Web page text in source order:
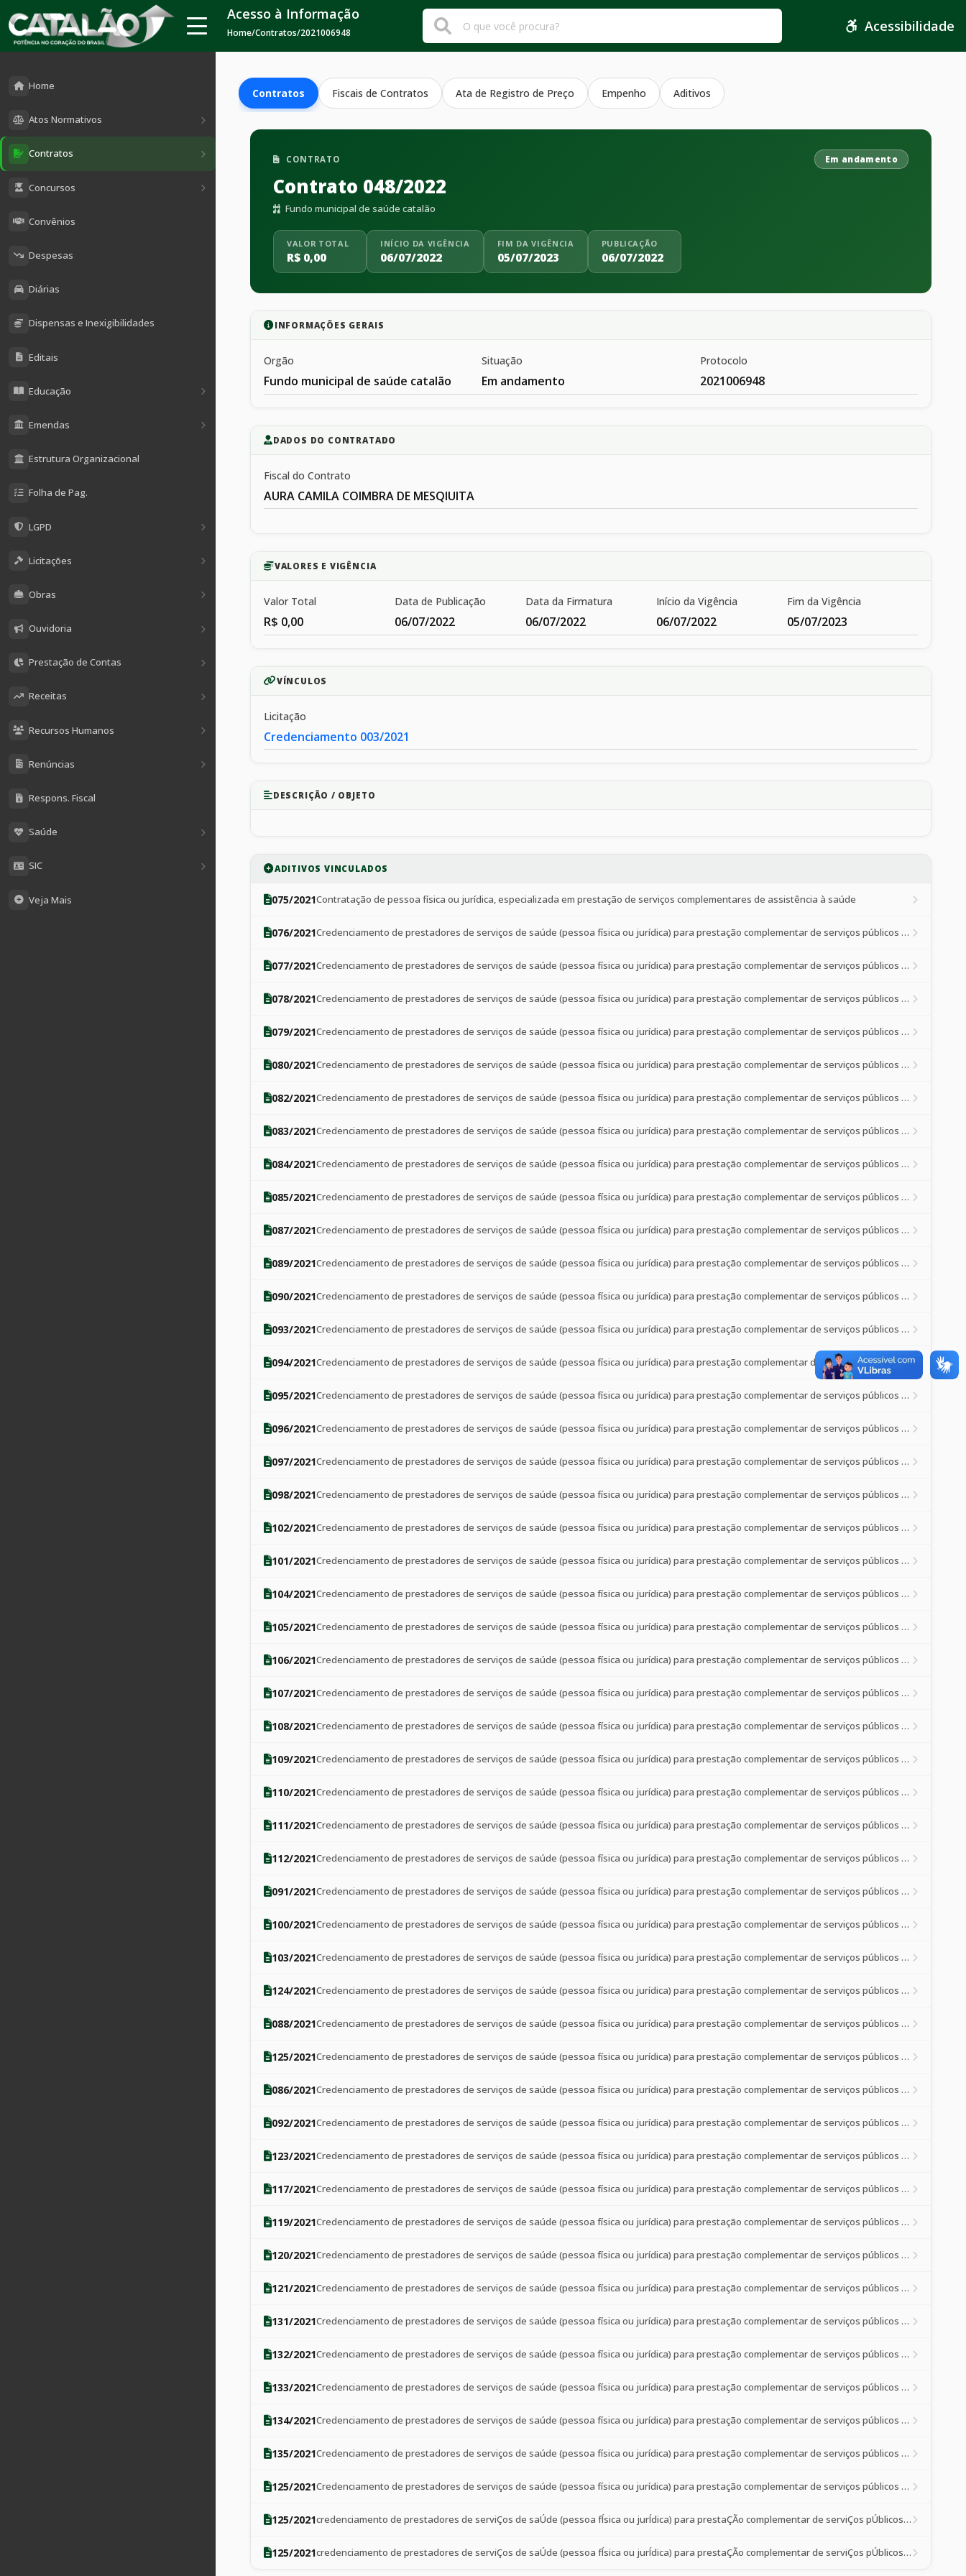
Home
Atos Normativos
Contratos
Concursos
Convênios
Despesas
Diárias
Dispensas e Inexigibilidades
Editais
Educação
Emendas
Estrutura Organizacional
Folha de Pag.
LGPD
Licitações
Obras
Ouvidoria
Prestação de Contas
Receitas
Recursos Humanos
Renúncias
Respons. Fiscal
Saúde
SIC
Veja Mais
Acesso à Informação
Home/Contratos/2021006948 Acessibilidade
Contratos Fiscais de Contratos Ata de Registro de Preço Empenho Aditivos
CONTRATO Em andamento
Contrato 048/2022
Fundo municipal de saúde catalão
VALOR TOTAL
R$ 0,00
INÍCIO DA VIGÊNCIA
06/07/2022
FIM DA VIGÊNCIA
05/07/2023
PUBLICAÇÃO
06/07/2022
INFORMAÇÕES GERAIS
Orgão
Fundo municipal de saúde catalão
Situação
Em andamento
Protocolo
2021006948
DADOS DO CONTRATADO
Fiscal do Contrato
AURA CAMILA COIMBRA DE MESQIUITA
VALORES E VIGÊNCIA
Valor Total
R$ 0,00
Data de Publicação
06/07/2022
Data da Firmatura
06/07/2022
Início da Vigência
06/07/2022
Fim da Vigência
05/07/2023
VÍNCULOS
Licitação
Credenciamento 003/2021
DESCRIÇÃO / OBJETO
ADITIVOS VINCULADOS
075/2021Contratação de pessoa física ou jurídica, especializada em prestação de serviços complementares de assistência à saúde
076/2021 Credenciamento de prestadores de serviços de saúde (pessoa física ou jurídica) para prestação complementar de serviços públicos de saúde à p
077/2021 Credenciamento de prestadores de serviços de saúde (pessoa física ou jurídica) para prestação complementar de serviços públicos de saúde à p
078/2021 Credenciamento de prestadores de serviços de saúde (pessoa física ou jurídica) para prestação complementar de serviços públicos de saúde à p
079/2021 Credenciamento de prestadores de serviços de saúde (pessoa física ou jurídica) para prestação complementar de serviços públicos de saúde à p
080/2021 Credenciamento de prestadores de serviços de saúde (pessoa física ou jurídica) para prestação complementar de serviços públicos de saúde à p
082/2021 Credenciamento de prestadores de serviços de saúde (pessoa física ou jurídica) para prestação complementar de serviços públicos de saúde à p
083/2021 Credenciamento de prestadores de serviços de saúde (pessoa física ou jurídica) para prestação complementar de serviços públicos de saúde à p
084/2021 Credenciamento de prestadores de serviços de saúde (pessoa física ou jurídica) para prestação complementar de serviços públicos de saúde à p
085/2021 Credenciamento de prestadores de serviços de saúde (pessoa física ou jurídica) para prestação complementar de serviços públicos de saúde à p
087/2021 Credenciamento de prestadores de serviços de saúde (pessoa física ou jurídica) para prestação complementar de serviços públicos de saúde à p
089/2021 Credenciamento de prestadores de serviços de saúde (pessoa física ou jurídica) para prestação complementar de serviços públicos de saúde à p
090/2021 Credenciamento de prestadores de serviços de saúde (pessoa física ou jurídica) para prestação complementar de serviços públicos de saúde à p
093/2021 Credenciamento de prestadores de serviços de saúde (pessoa física ou jurídica) para prestação complementar de serviços públicos de saúde à p
094/2021 Credenciamento de prestadores de serviços de saúde (pessoa física ou jurídica) para prestação complementar de serviços públicos de saúde à p
095/2021 Credenciamento de prestadores de serviços de saúde (pessoa física ou jurídica) para prestação complementar de serviços públicos de saúde à p
096/2021 Credenciamento de prestadores de serviços de saúde (pessoa física ou jurídica) para prestação complementar de serviços públicos de saúde à p
097/2021 Credenciamento de prestadores de serviços de saúde (pessoa física ou jurídica) para prestação complementar de serviços públicos de saúde à p
098/2021 Credenciamento de prestadores de serviços de saúde (pessoa física ou jurídica) para prestação complementar de serviços públicos de saúde à p
102/2021 Credenciamento de prestadores de serviços de saúde (pessoa física ou jurídica) para prestação complementar de serviços públicos de saúde à p
101/2021 Credenciamento de prestadores de serviços de saúde (pessoa física ou jurídica) para prestação complementar de serviços públicos de saúde à p
104/2021 Credenciamento de prestadores de serviços de saúde (pessoa física ou jurídica) para prestação complementar de serviços públicos de saúde à p
105/2021 Credenciamento de prestadores de serviços de saúde (pessoa física ou jurídica) para prestação complementar de serviços públicos de saúde à p
106/2021 Credenciamento de prestadores de serviços de saúde (pessoa física ou jurídica) para prestação complementar de serviços públicos de saúde à p
107/2021 Credenciamento de prestadores de serviços de saúde (pessoa física ou jurídica) para prestação complementar de serviços públicos de saúde à p
108/2021 Credenciamento de prestadores de serviços de saúde (pessoa física ou jurídica) para prestação complementar de serviços públicos de saúde à p
109/2021 Credenciamento de prestadores de serviços de saúde (pessoa física ou jurídica) para prestação complementar de serviços públicos de saúde à p
110/2021 Credenciamento de prestadores de serviços de saúde (pessoa física ou jurídica) para prestação complementar de serviços públicos de saúde à p
111/2021 Credenciamento de prestadores de serviços de saúde (pessoa física ou jurídica) para prestação complementar de serviços públicos de saúde à p
112/2021 Credenciamento de prestadores de serviços de saúde (pessoa física ou jurídica) para prestação complementar de serviços públicos de saúde à p
091/2021 Credenciamento de prestadores de serviços de saúde (pessoa física ou jurídica) para prestação complementar de serviços públicos de saúde à p
100/2021 Credenciamento de prestadores de serviços de saúde (pessoa física ou jurídica) para prestação complementar de serviços públicos de saúde à p
103/2021 Credenciamento de prestadores de serviços de saúde (pessoa física ou jurídica) para prestação complementar de serviços públicos de saúde à p
124/2021 Credenciamento de prestadores de serviços de saúde (pessoa física ou jurídica) para prestação complementar de serviços públicos de saúde à p
088/2021 Credenciamento de prestadores de serviços de saúde (pessoa física ou jurídica) para prestação complementar de serviços públicos de saúde à p
125/2021 Credenciamento de prestadores de serviços de saúde (pessoa física ou jurídica) para prestação complementar de serviços públicos de saúde à p
086/2021 Credenciamento de prestadores de serviços de saúde (pessoa física ou jurídica) para prestação complementar de serviços públicos de saúde à p
092/2021 Credenciamento de prestadores de serviços de saúde (pessoa física ou jurídica) para prestação complementar de serviços públicos de saúde à p
123/2021 Credenciamento de prestadores de serviços de saúde (pessoa física ou jurídica) para prestação complementar de serviços públicos de saúde à p
117/2021 Credenciamento de prestadores de serviços de saúde (pessoa física ou jurídica) para prestação complementar de serviços públicos de saúde à p
119/2021 Credenciamento de prestadores de serviços de saúde (pessoa física ou jurídica) para prestação complementar de serviços públicos de saúde à p
120/2021 Credenciamento de prestadores de serviços de saúde (pessoa física ou jurídica) para prestação complementar de serviços públicos de saúde à p
121/2021 Credenciamento de prestadores de serviços de saúde (pessoa física ou jurídica) para prestação complementar de serviços públicos de saúde à p
131/2021 Credenciamento de prestadores de serviços de saúde (pessoa física ou jurídica) para prestação complementar de serviços públicos de saúde à p
132/2021 Credenciamento de prestadores de serviços de saúde (pessoa física ou jurídica) para prestação complementar de serviços públicos de saúde à p
133/2021 Credenciamento de prestadores de serviços de saúde (pessoa física ou jurídica) para prestação complementar de serviços públicos de saúde à p
134/2021 Credenciamento de prestadores de serviços de saúde (pessoa física ou jurídica) para prestação complementar de serviços públicos de saúde à p
135/2021 Credenciamento de prestadores de serviços de saúde (pessoa física ou jurídica) para prestação complementar de serviços públicos de saúde à p
125/2021 Credenciamento de prestadores de serviços de saúde (pessoa física ou jurídica) para prestação complementar de serviços públicos de saúde à p
125/2021 credenciamento de prestadores de serviÇos de saÚde (pessoa fÍsica ou jurÍdica) para prestaÇÃo complementar de serviÇos pÚblicos de saÚde À p
125/2021 credenciamento de prestadores de serviÇos de saÚde (pessoa fÍsica ou jurÍdica) para prestaÇÃo complementar de serviÇos pÚblicos de saÚde À p